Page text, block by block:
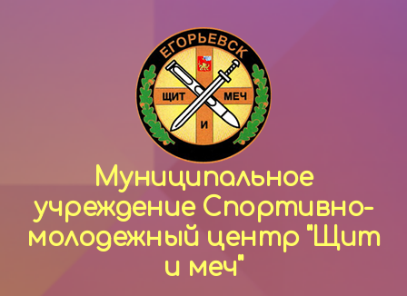
Муниципальное
учреждение Спортивно-
молодежный центр "Щит
и меч"